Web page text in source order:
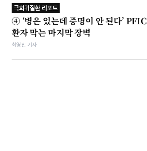
극희귀질환 리포트
④ ‘병은 있는데 증명이 안 된다’ PFIC
환자 막는 마지막 장벽
최영찬 기자